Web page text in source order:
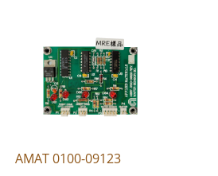
AMAT 0100-09123